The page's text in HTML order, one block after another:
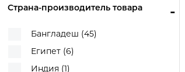
Relaxed-Fit (1)
Slim Fit (3)
Slim Taper (1)
-
Страна-производитель товара
Бангладеш (45)
Египет (6)
Индия (1)